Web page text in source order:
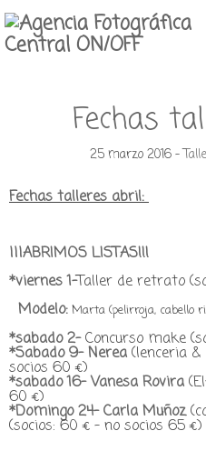
Fechas
25 marzo 2016 -
Fechas talleres abril:
¡¡¡ABRIMOS LISTAS!!!
*viernes 1-Taller de retrato
Modelo: Marta (pelirroja, cabello
*sabado 2-Concurso make
*Sabado 9- Nerea (lenceria &
socios 60 €)
*sabado 16- Vanesa Rovira
60 €)
*Domingo 24- Carla Muñoz
(socios: 60 € - no socios 65 €)